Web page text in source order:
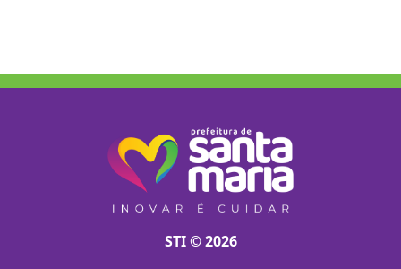
STI © 2026